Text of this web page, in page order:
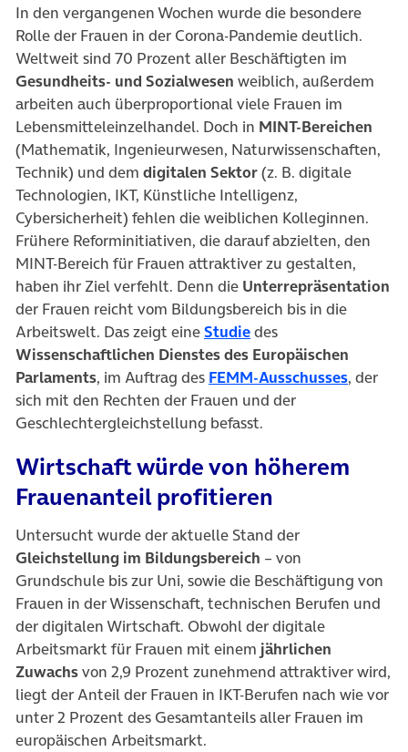
In den vergangenen Wochen wurde die besondere
Rolle der Frauen in der Corona-Pandemie deutlich.
Weltweit sind 70 Prozent aller Beschäftigten im
Gesundheits- und Sozialwesen weiblich, außerdem
arbeiten auch überproportional viele Frauen im
Lebensmitteleinzelhandel. Doch in MINT-Bereichen
(Mathematik, Ingenieurwesen, Naturwissenschaften,
Technik) und dem digitalen Sektor(z. B. digitale
Technologien, IKT, Künstliche Intelligenz,
Cybersicherheit) fehlen die weiblichen Kolleginnen.
Frühere Reforminitiativen, die darauf abzielten, den
MINT-Bereich für Frauen attraktiver zu gestalten,
haben ihr Ziel verfehlt. Denn die Unterrepräsentation
der Frauen reicht vom Bildungsbereich bis in die
Arbeitswelt. Das zeigt eineStudie(öffnet in neuem Tab)
des
Wissenschaftlichen Dienstes des Europäischen
Parlaments, im Auftrag des FEMM-Ausschusses(öffnet
, der
sich mit den Rechten der Frauen und der
Geschlechtergleichstellung befasst.
Wirtschaft würde von höherem
Frauenanteil profitieren
Untersucht wurde der aktuelle Stand der
Gleichstellung im Bildungsbereich – von
Grundschule bis zur Uni, sowie die Beschäftigung von
Frauen in der Wissenschaft, technischen Berufen und
der digitalen Wirtschaft. Obwohl der digitale
Arbeitsmarkt für Frauen mit einem jährlichen
Zuwachsvon 2,9 Prozent zunehmend attraktiver wird,
liegt der Anteil der Frauen in IKT-Berufen nach wie vor
unter 2 Prozent des Gesamtanteils aller Frauen im
europäischen Arbeitsmarkt.